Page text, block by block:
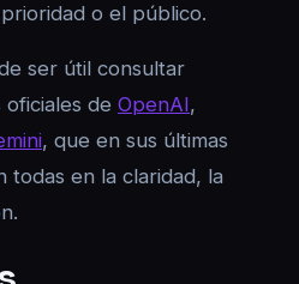
o el público.
ser útil consultar
de OpenAI,
, que en sus últimas
todas en la claridad, la